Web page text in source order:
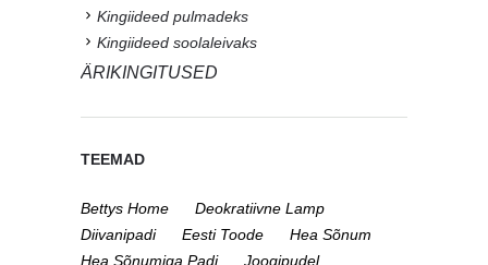
Kingiideed pulmadeks
Kingiideed soolaleivaks
ÄRIKINGITUSED
TEEMAD
Bettys Home
Deokratiivne Lamp
Diivanipadi
Eesti Toode
Hea Sõnum
Hea Sõnumiga Padi
Joogipudel